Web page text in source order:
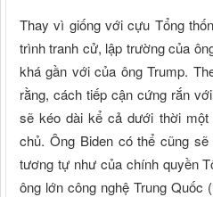
Thay vì giống với cựu Tổng
trình tranh cử, lập trường của
khá gần với của ông Trump.
rằng, cách tiếp cận cứng rắn
sẽ kéo dài kể cả dưới thời
chủ. Ông Biden có thể cũng
tương tự như của chính quyền
ông lớn công nghệ Trung Quốc